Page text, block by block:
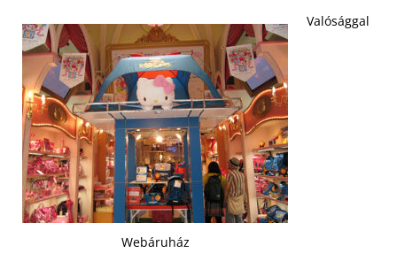
Webáruház
Valósággal